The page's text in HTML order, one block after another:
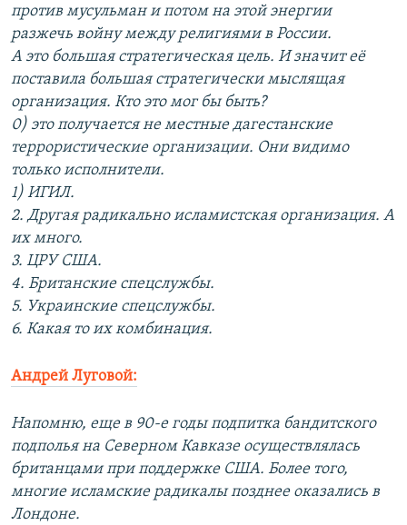
против мусульман и потом на этой энергии
разжечь войну между религиями в России.
А это большая стратегическая цель. И значит её
поставила большая стратегически мыслящая
организация. Кто это мог бы быть?
0) это получается не местные дагестанские
террористические организации. Они видимо
только исполнители.
1) ИГИЛ.
2. Другая радикально исламистская организация. А
их много.
3. ЦРУ США.
4. Британские спецслужбы.
5. Украинские спецслужбы.
6. Какая то их комбинация.
Андрей Луговой:
Напомню, еще в 90-е годы подпитка бандитского
подполья на Северном Кавказе осуществлялась
британцами при поддержке США. Более того,
многие исламские радикалы позднее оказались в
Лондоне.